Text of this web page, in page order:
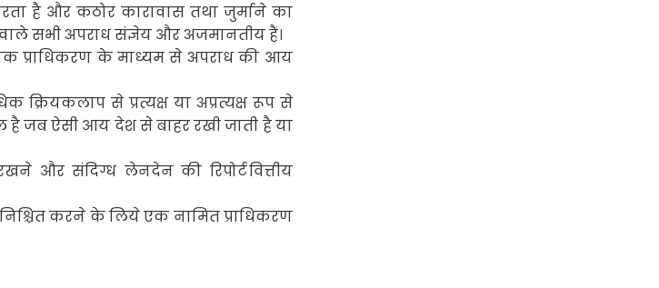
है और कठोर कारावास तथा जुर्माने का
सभी अपराध संज्ञेय और अजमानतीय हैं।
प्राधिकरण के माध्यम से अपराध की आय
से प्रत्यक्ष या अप्रत्यक्ष रूप से
है जब ऐसी आय देश से बाहर रखी जाती है या
और संदिग्ध लेनदेन की रिपोर्टवित्तीय
करने के लिये एक नामित प्राधिकरण